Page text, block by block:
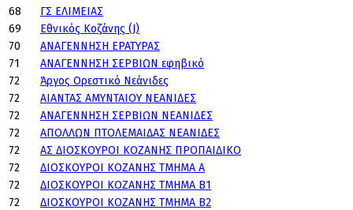
68
ΓΣ ΕΛΙΜΕΙΑΣ
69
Εθνικός Κοζάνης (J)
70
ΑΝΑΓΕΝΝΗΣΗ ΕΡΑΤΥΡΑΣ
71
ΑΝΑΓΕΝΝΗΣΗ ΣΕΡΒΙΩΝ εφηβικό
72
Άργος Ορεστικό Νεάνιδες
72
ΑΙΑΝΤΑΣ ΑΜΥΝΤΑΙΟΥ ΝΕΑΝΙΔΕΣ
72
ΑΝΑΓΕΝΝΗΣΗ ΣΕΡΒΙΩΝ ΝΕΑΝΙΔΕΣ
72
ΑΠΟΛΛΩΝ ΠΤΟΛΕΜΑΙΔΑΣ ΝΕΑΝΙΔΕΣ
72
ΑΣ ΔΙΟΣΚΟΥΡΟΙ ΚΟΖΑΝΗΣ ΠΡΟΠΑΙΔΙΚΟ
72
ΔΙΟΣΚΟΥΡΟΙ ΚΟΖΑΝΗΣ ΤΜΗΜΑ Α
72
ΔΙΟΣΚΟΥΡΟΙ ΚΟΖΑΝΗΣ ΤΜΗΜΑ Β1
72
ΔΙΟΣΚΟΥΡΟΙ ΚΟΖΑΝΗΣ ΤΜΗΜΑ Β2